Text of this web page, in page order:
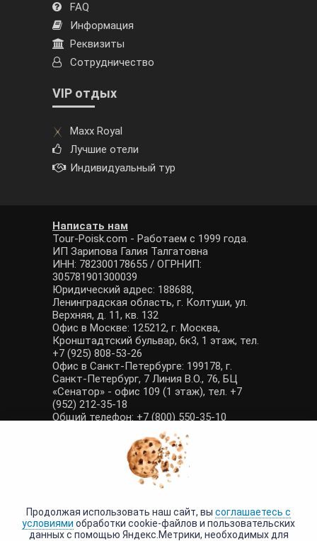
FAQ
Информация
Реквизиты
Сотрудничество
VIP отдых
Maxx Royal
Лучшие отели
Индивидуальный тур
Написать нам
Tour-Poisk.com - Работаем с 1999 года.
ИП Зарипова Галия Талгатовна
ИНН: 782300178655 / ОГРНИП:
305781901300039
Юридический адрес: 188688,
Ленинградская область, г. Колтуши, ул.
Верхняя, д. 11, кв. 132
Офис в Москве: 125212, г. Москва,
Кронштадтский бульвар, 6к3, 1 этаж, тел.
+7 (925) 808-53-26
Офис в Санкт-Петербурге: 199178, г.
Санкт-Петербург, 7 Линия В.О., 76, БЦ
«Сенатор» - офис 109 (1 этаж), тел. +7
(952) 212-35-18
Общий телефон: +7 (800) 550-35-10
E-mail: manager@tour-poisk.com (общие
вопросы), admin@tour-poisk.com (жалобы)
Номер в Общероссийском реестре
туристических агентств: РТА 0003424
Политика конфиденциальности
Продолжая использовать наш сайт, вы соглашаетесь с
условиями обработки cookie-файлов и пользовательских
данных с помощью Яндекс.Метрики, необходимых для